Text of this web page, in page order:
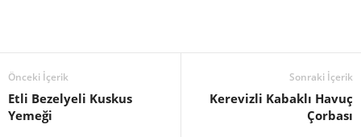
Önceki İçerik
Etli Bezelyeli Kuskus
Yemeği
Sonraki İçerik
Kerevizli Kabaklı Havuç
Çorbası